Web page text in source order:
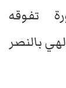
تفوقه
بالنصر